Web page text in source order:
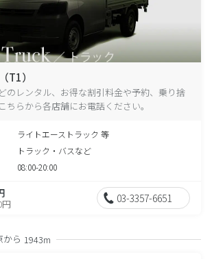
T1）
のレンタル、お得な割引料金や予約、乗り捨
ちらから各店舗にお電話ください。
ライトエーストラック 等
トラック・バスなど
08:00-20:00
03-3357-6651
から 1943m